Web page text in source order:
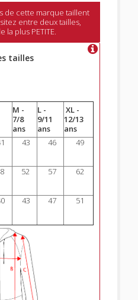
de cette marque taillent
entre deux tailles,
la plus PETITE.
tailles
M -
7/8
ans
L -
9/11
ans
XL -
12/13
ans
43 46 49
52 57 62
43 47 51